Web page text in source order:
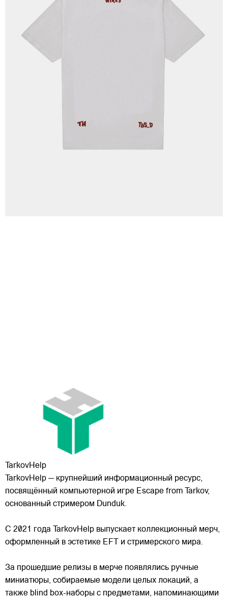
TarkovHelp
TarkovHelp — крупнейший информационный ресурс,
посвящённый компьютерной игре Escape from Tarkov,
основанный стримером Dunduk.
С 2021 года TarkovHelp выпускает коллекционный мерч,
оформленный в эстетике EFT и стримерского мира.
За прошедшие релизы в мерче появлялись ручные
миниатюры, собираемые модели целых локаций, а
также blind box-наборы с предметами, напоминающими